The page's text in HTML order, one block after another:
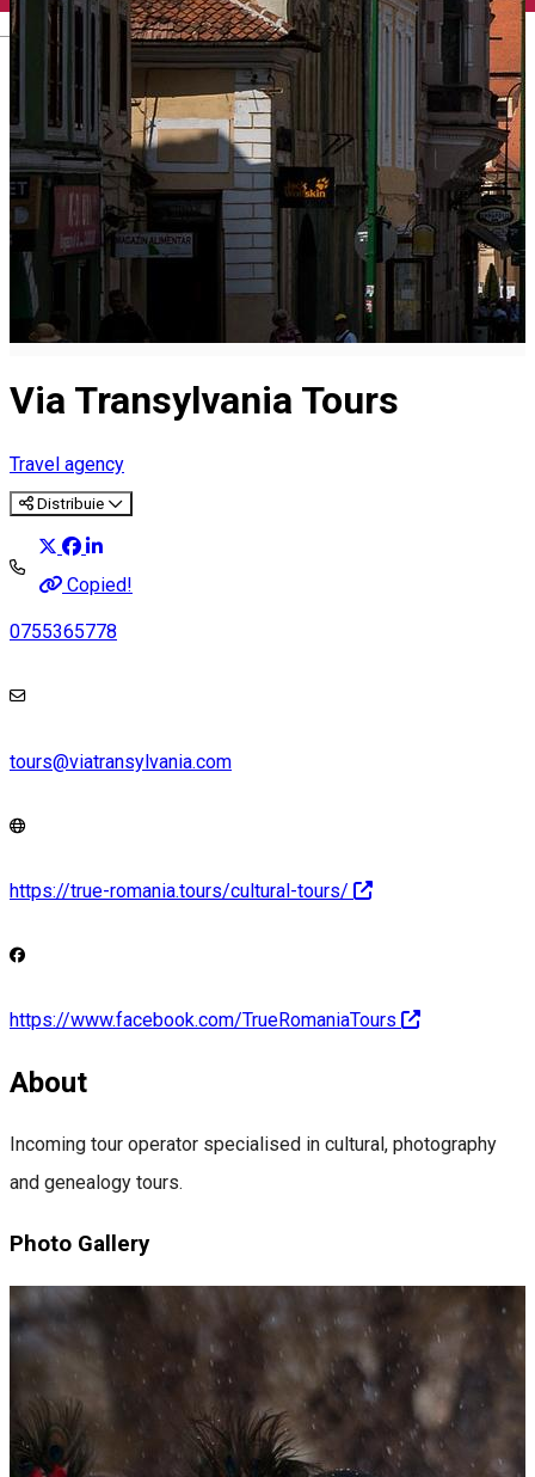
English
Via Transylvania Tours
Travel agency
Distribuie
Copied!
0755365778
tours@viatransylvania.com
https://true-romania.tours/cultural-tours/
https://www.facebook.com/TrueRomaniaTours
About
Incoming tour operator specialised in cultural, photography
and genealogy tours.
Photo Gallery